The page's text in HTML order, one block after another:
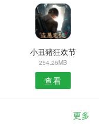
小丑猪狂欢节
254.26MB
查看
更多